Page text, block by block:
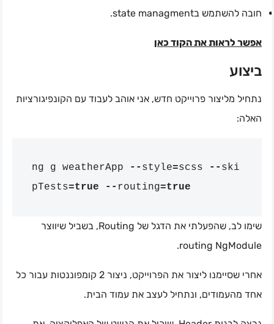
חובה להשתמש בstate managment.
אפשר לראות את הקוד כאן
ביצוע
נתחיל מליצור פרוייקט חדש, אני אוהב לעבוד עם הקונפיגורציות
האלה:
ng g weatherApp -- style=scss -- ski
pTests=true -- routing=true
שימו לב, שהפעלתי את הדגל של Routing, בשביל שיווצר
routing NgModule.
אחרי שסיימנו ליצור את הפרוייקט, ניצור 2 קומפוננטות עבור כל
אחד מהעמודים, ונתחיל לעצב את עמוד הבית.